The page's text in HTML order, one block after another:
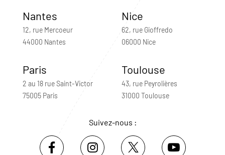
Nantes
12, rue Mercoeur
44000 Nantes
Nice
62, rue Gioffredo
06000 Nice
Paris
2 au 18 rue Saint-Victor
75005 Paris
Toulouse
43, rue Peyrolières
31000 Toulouse
Suivez-nous :